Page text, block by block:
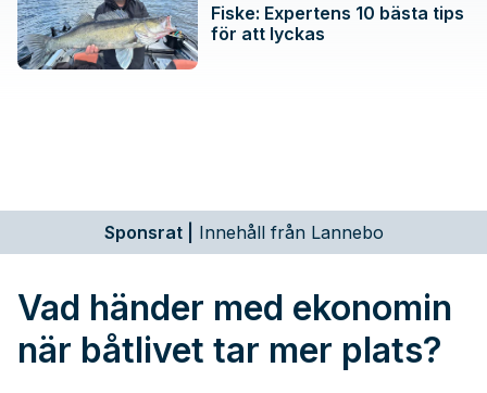
Fiske: Expertens 10 bästa tips
för att lyckas
Sponsrat| Innehåll från Lannebo
Vad händer med ekonomin
när båtlivet tar mer plats?